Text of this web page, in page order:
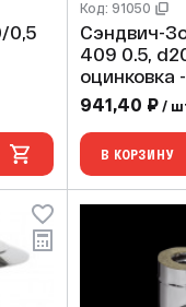
0,5
Код: 91050
Сэндвич-Зонт
409 0.5, d200, 0.5
оцинковка
941,40 ₽ /
В КОРЗИНУ